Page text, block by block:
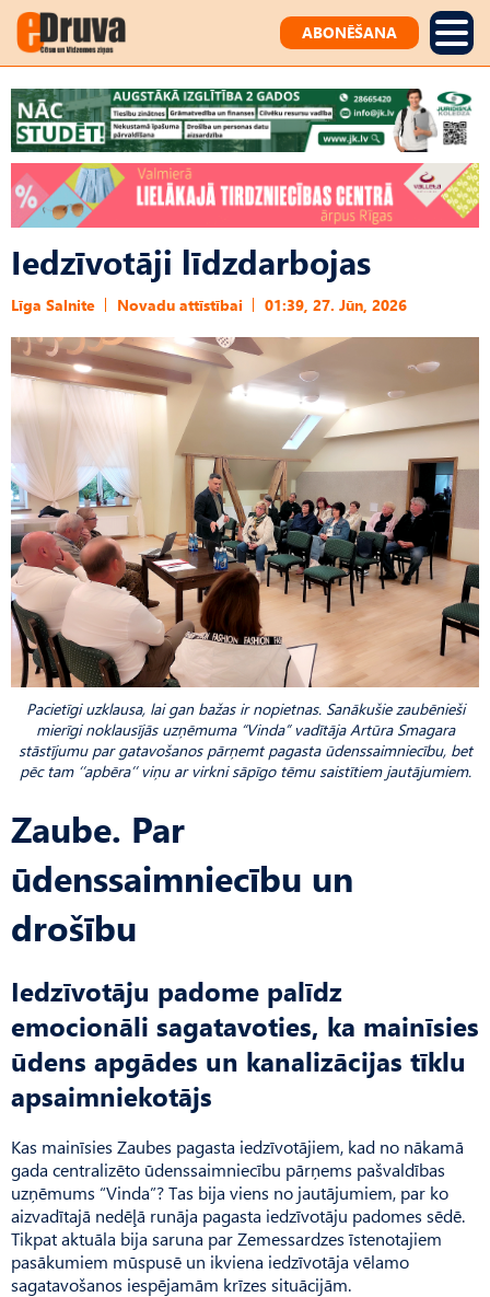
ABONĒŠANA
Iedzīvotāji līdzdarbojas
Līga Salnite Novadu attīstībai 01:39, 27. Jūn, 2026
Pacietīgi uzklausa, lai gan bažas ir nopietnas. Sanākušie zaubēnieši
mierīgi noklausījās uzņēmuma “Vinda” vadītāja Artūra Smagara
stāstījumu par gatavošanos pārņemt pagasta ūdenssaimniecību, bet
pēc tam ‘’apbēra’’ viņu ar virkni sāpīgo tēmu saistītiem jautājumiem.
Zaube. Par
ūdenssaimniecību un
drošību
Iedzīvotāju padome palīdz
emocionāli sagatavoties, ka mainīsies
ūdens apgādes un kanalizācijas tīklu
apsaimniekotājs
Kas mainīsies Zaubes pagasta iedzīvotājiem, kad no nākamā
gada centralizēto ūdenssaimniecību pārņems pašvaldības
uzņēmums “Vinda”? Tas bija viens no jautājumiem, par ko
aizvadītajā nedēļā runāja pagasta iedzīvotāju padomes sēdē.
Tikpat aktuāla bija saruna par Zemessardzes īstenotajiem
pasākumiem mūspusē un ikviena iedzīvotāja vēlamo
sagatavošanos iespējamām krīzes situācijām.